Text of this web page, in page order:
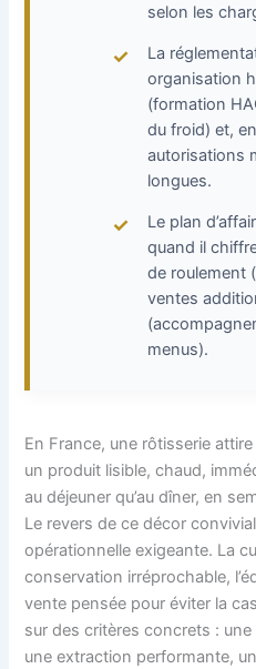
selon les
La
organisation
(formation
du froid) et,
autorisations
longues.
Le plan
quand il
de roulement
ventes
menus).
En France, une rôtisserie
un produit lisible, chaud,
au déjeuner qu’au dîner, en
Le revers de ce décor
opérationnelle exigeante. La
conservation irréprochable,
vente pensée pour éviter la
sur des critères concrets :
une extraction performante,